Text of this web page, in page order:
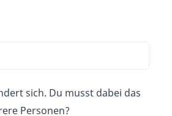
sich. Du musst dabei das
Personen?